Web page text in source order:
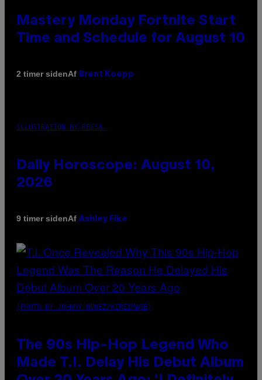
Mastery Monday Fortnite Start
Time and Schedule for August 10
2 timer sidenAf Brent Koepp
ILLUSTRATION BY REESA.
Daily Horoscope: August 10,
2026
9 timer sidenAf Ashley Fike
(PHOTO BY JOHNNY NUNEZ/WIREIMAGE)
The 90s Hip-Hop Legend Who
Made T.I. Delay His Debut Album